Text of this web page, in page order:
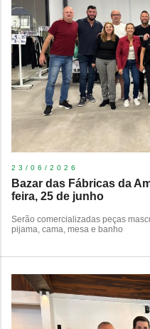
23/06/2026
Bazar das Fábricas da
feira, 25 de junho
Serão comercializadas peças
pijama, cama, mesa e banho